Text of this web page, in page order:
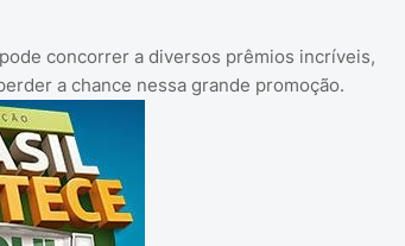
concorrer a diversos prêmios incríveis,
a chance nessa grande promoção.